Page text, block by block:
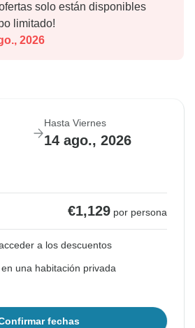
solo están disponibles
limitado!
2026
Hasta Viernes
14 ago., 2026
€1,129 por persona
a los descuentos
una habitación privada
fechas